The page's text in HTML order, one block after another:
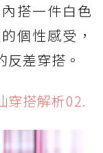
搭一件白色
個性感受，
差穿搭。
穿搭解析02.